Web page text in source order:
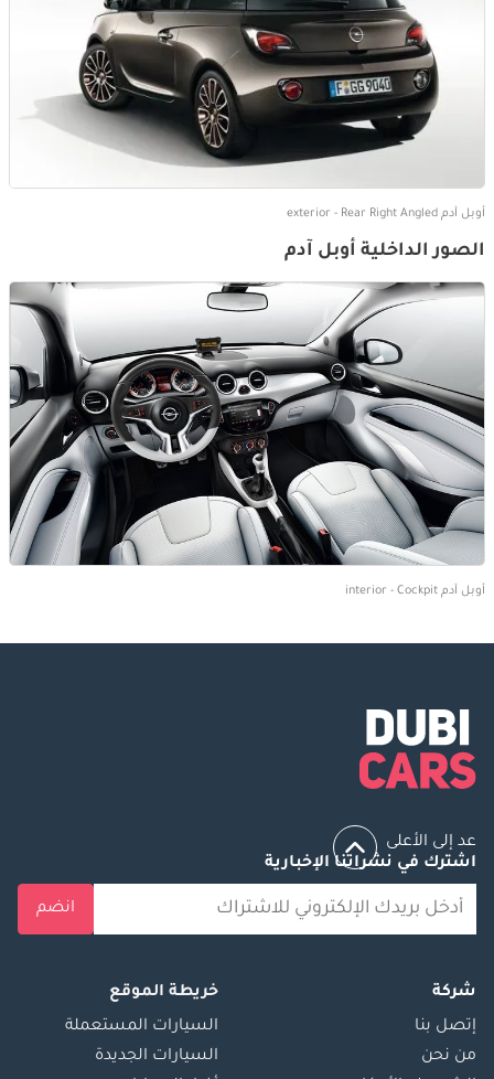
أوبل آدم exterior - Rear Right Angled
الصور الداخلية أوبل آدم
أوبل آدم interior - Cockpit
عد إلى الأعلى
اشترك في نشراتنا الإخبارية
انضم
شركة
إتصل بنا
من نحن
خريطة الموقع
السيارات المستعملة
السيارات الجديدة